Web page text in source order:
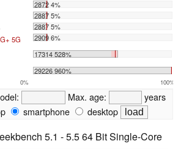
2872 4%
2887 5%
2887 5%
5G
2909 6%
17314 528%
29226 960%
0% 100%
Max. age:
years
smartphone desktop
5.1 - 5.5 64 Bit Single-Core